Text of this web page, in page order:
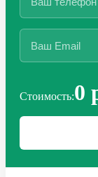
Стоимость:0